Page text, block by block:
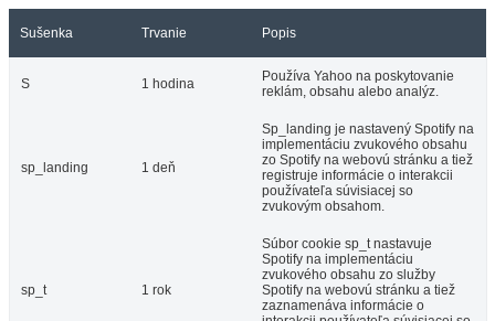
Sušenka Trvanie Popis
S 1 hodina
Používa Yahoo na poskytovanie
reklám, obsahu alebo analýz.
sp_landing 1 deň
Sp_landing je nastavený Spotify na
implementáciu zvukového obsahu
zo Spotify na webovú stránku a tiež
registruje informácie o interakcii
používateľa súvisiacej so
zvukovým obsahom.
sp_t 1 rok
Súbor cookie sp_t nastavuje
Spotify na implementáciu
zvukového obsahu zo služby
Spotify na webovú stránku a tiež
zaznamenáva informácie o